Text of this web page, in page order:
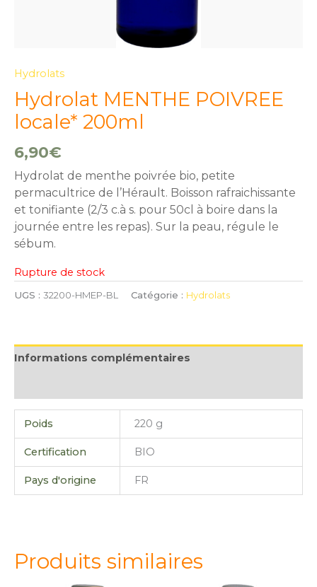
Hydrolats
Hydrolat MENTHE POIVREE
locale* 200ml
6,90€
Hydrolat de menthe poivrée bio, petite
permacultrice de l’Hérault. Boisson rafraichissante
et tonifiante (2/3 c.à s. pour 50cl à boire dans la
journée entre les repas). Sur la peau, régule le
sébum.
Rupture de stock
UGS : 32200-HMEP-BL Catégorie : Hydrolats
Informations complémentaires
Poids 220 g
Certification BIO
Pays d'origine FR
Produits similaires